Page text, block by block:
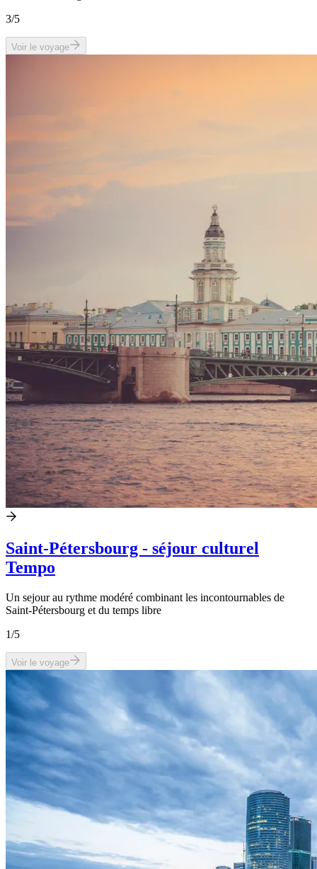
3/5
Voir le voyage
Saint-Pétersbourg - séjour culturel
Tempo
Un sejour au rythme modéré combinant les incontournables de
Saint-Pétersbourg et du temps libre
1/5
Voir le voyage